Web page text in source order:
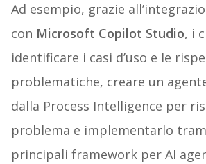
Ad esempio, grazie
con Microsoft Copilot Studio, i
identificare i casi d’uso e le
problematiche, creare un
dalla Process Intelligence per
problema e implementarlo
principali framework per AI